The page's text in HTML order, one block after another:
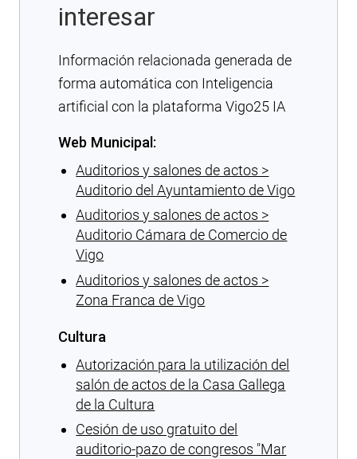
interesar
Información relacionada generada de
forma automática con Inteligencia
artificial con la plataforma Vigo25 IA
Web Municipal:
Auditorios y salones de actos >
Auditorio del Ayuntamiento de Vigo
Auditorios y salones de actos >
Auditorio Cámara de Comercio de
Vigo
Auditorios y salones de actos >
Zona Franca de Vigo
Cultura
Autorización para la utilización del
salón de actos de la Casa Gallega
de la Cultura
Cesión de uso gratuito del
auditorio-pazo de congresos ″Mar